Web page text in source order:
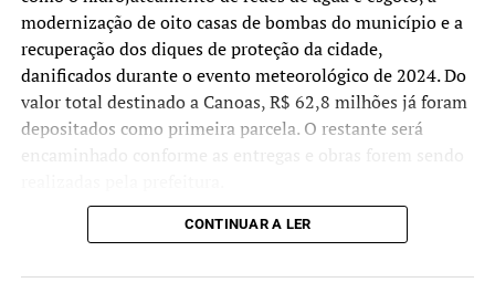
sempre aberta para o
diálogo”, reforçou Ana.
modernização de oito casas de bombas do município e a
recuperação dos diques de proteção da cidade,
danificados durante o evento meteorológico de 2024. Do
valor total destinado a Canoas, R$ 62,8 milhões já foram
depositados como primeira parcela. O restante será
encaminhado conforme as entregas e obras forem sendo
“Não estamos apenas
assinando um convênio,
CONTINUAR A LER